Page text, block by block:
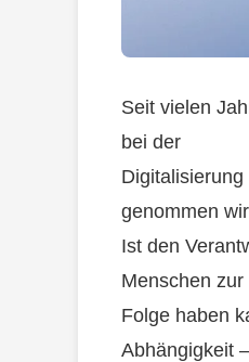
Seit vielen
bei der
genommen
Ist den
Menschen zur
Folge haben
Abhängigkeit